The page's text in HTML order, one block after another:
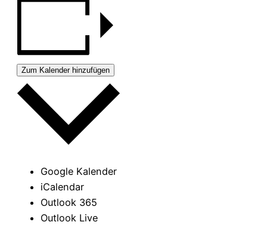
Zum Kalender hinzufügen
Google Kalender
iCalendar
Outlook 365
Outlook Live